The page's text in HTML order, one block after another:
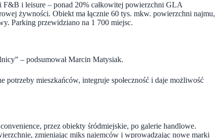
i leisure – ponad 20% całkowitej powierzchni GLA
żywności. Obiekt ma łącznie 60 tys. mkw. powierzchni najmu,
Parking przewidziano na 1 700 miejsc.
– podsumował Marcin Matysiak.
potrzeby mieszkańców, integruje społeczność i daje możliwość
przez obiekty śródmiejskie, po galerie handlowe.
zmieniając miks najemców i wprowadzając nowe marki